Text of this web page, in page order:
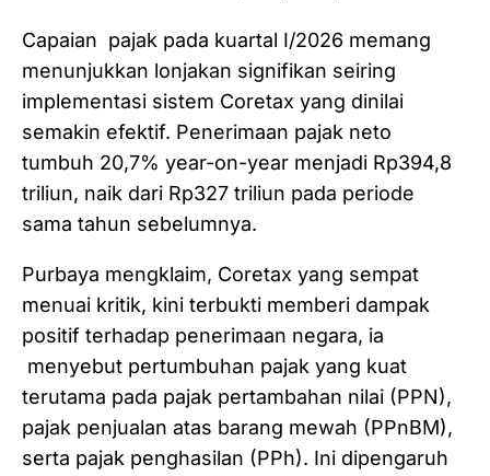
Capaian pajak pada kuartal I/2026 memang
menunjukkan lonjakan signifikan seiring
implementasi sistem Coretax yang dinilai
semakin efektif. Penerimaan pajak neto
tumbuh 20,7% year-on-year menjadi Rp394,8
triliun, naik dari Rp327 triliun pada periode
sama tahun sebelumnya.
Purbaya mengklaim, Coretax yang sempat
menuai kritik, kini terbukti memberi dampak
positif terhadap penerimaan negara, ia
menyebut pertumbuhan pajak yang kuat
terutama pada pajak pertambahan nilai (PPN),
pajak penjualan atas barang mewah (PPnBM),
serta pajak penghasilan (PPh). Ini dipengaruh